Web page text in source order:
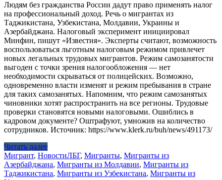
Людям без гражданства России дадут право применять налог
на профессиональный доход. Речь о мигрантах из
Таджикистана, Узбекистана, Молдавии, Украины и
Азербайджана. Налоговый эксперимент инициировал
Минфин, пишут «Известия». Эксперты считают, возможность
воспользоваться льготным налоговым режимом привлечет
новых легальных трудовых мигрантов. Режим самозанятости
выгоден с точки зрения налогообложения — нет
необходимости скрываться от полицейских. Возможно,
одновременно власти изменят и режим пребывания в стране
для таких самозанятых. Напомним, что режим самозанятых
чиновники хотят распространить на все регионы. Трудовые
проверки становятся новыми налоговыми. Ошиблись в
кадровом документе? Оштрафуют, умножив на количество
сотрудников. Источник: https://www.klerk.ru/buh/news/491173/
Читать далее
Мигрант, НовостиЛБГ, Мигранты, Мигранты из
Азербайджана, Мигранты из Молдавии, Мигранты из
Таджикистана, Мигранты из Узбекистана, Мигранты из